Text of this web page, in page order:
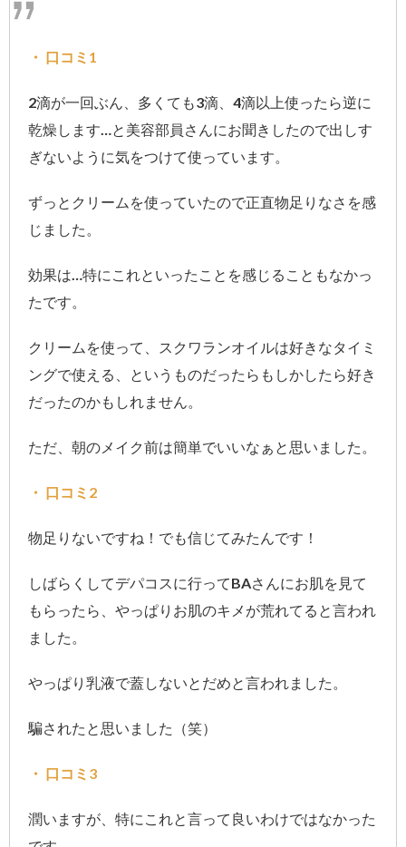
・ 口コミ1
2滴が一回ぶん、多くても3滴、4滴以上使ったら逆に
乾燥します…と美容部員さんにお聞きしたので出しす
ぎないように気をつけて使っています。
ずっとクリームを使っていたので正直物足りなさを感
じました。
効果は…特にこれといったことを感じることもなかっ
たです。
クリームを使って、スクワランオイルは好きなタイミ
ングで使える、というものだったらもしかしたら好き
だったのかもしれません。
ただ、朝のメイク前は簡単でいいなぁと思いました。
・ 口コミ2
物足りないですね！でも信じてみたんです！
しばらくしてデパコスに行ってBAさんにお肌を見て
もらったら、やっぱりお肌のキメが荒れてると言われ
ました。
やっぱり乳液で蓋しないとだめと言われました。
騙されたと思いました（笑）
・ 口コミ3
潤いますが、特にこれと言って良いわけではなかった